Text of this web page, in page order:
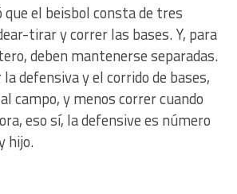
que el beisbol consta de tres
tirar y correr las bases. Y, para
deben mantenerse separadas.
defensiva y el corrido de bases,
campo, y menos correr cuando
eso sí, la defensive es número
hijo.